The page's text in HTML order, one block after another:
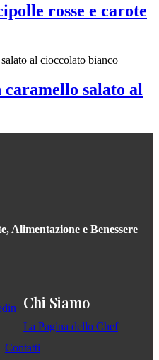
rosse e carote
salato al
Alimentazione e Benessere
Chi Siamo
La Pagina dello Chef
Contatti